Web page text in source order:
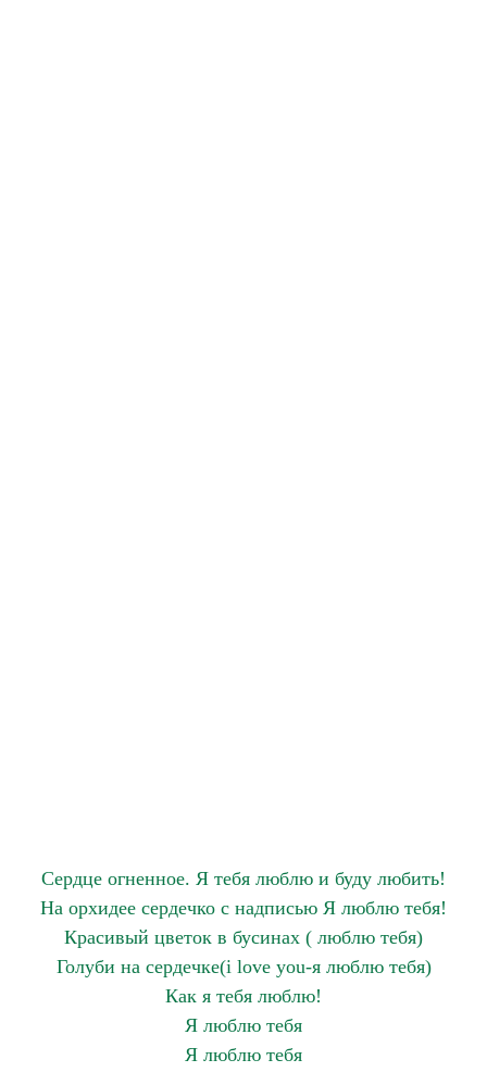
Сердце огненное. Я тебя люблю и буду любить!
На орхидее сердечко с надписью Я люблю тебя!
Красивый цветок в бусинах ( люблю тебя)
Голуби на сердечке(i love you-я люблю тебя)
Как я тебя люблю!
Я люблю тебя
Я люблю тебя